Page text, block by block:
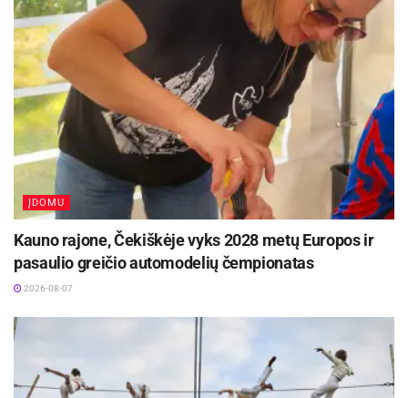
ĮDOMU
Kauno rajone, Čekiškėje vyks 2028 metų Europos ir
pasaulio greičio automodelių čempionatas
2026-08-07